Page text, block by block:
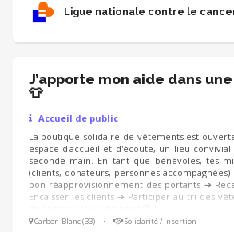
Ligue nationale contre le
J’apporte mon aide dans
👕
Accueil de public
La boutique solidaire de vêtements est
espace d'accueil et d'écoute, un lieu
seconde main. En tant que bénévoles, tes
(clients, donateurs, personnes
bon réapprovisionnement des portants ➔
Encaisser les clients ➔ Participer au tri des
Carbon-Blanc (33) • Solidarité / Insertion